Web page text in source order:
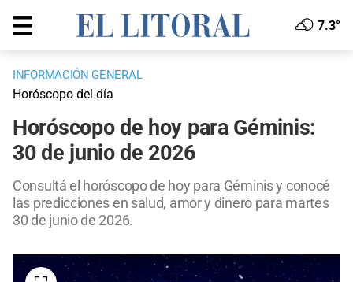
7.3°
INFORMACIÓN GENERAL
Horóscopo del día
Horóscopo de hoy para Géminis:
30 de junio de 2026
Consultá el horóscopo de hoy para Géminis y conocé
las predicciones en salud, amor y dinero para martes
30 de junio de 2026.